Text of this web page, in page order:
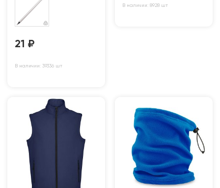
21 ₽
В наличии: 39336 шт
В наличии: 8928 шт